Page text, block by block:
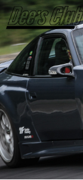
内
容
を
ス
キ
ッ
プ